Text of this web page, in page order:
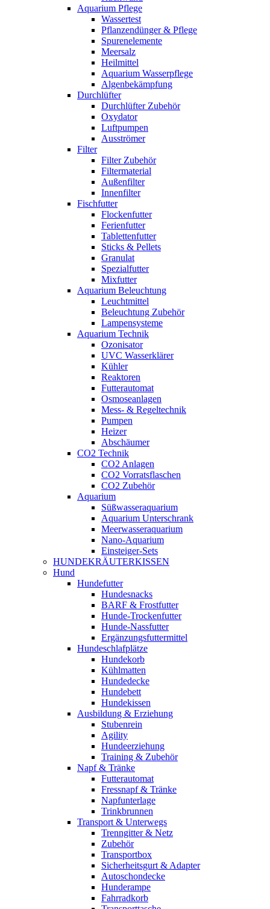
Aquarium Pflege
Wassertest
Pflanzendünger & Pflege
Spurenelemente
Meersalz
Heilmittel
Aquarium Wasserpflege
Algenbekämpfung
Durchlüfter
Durchlüfter Zubehör
Oxydator
Luftpumpen
Ausströmer
Filter
Filter Zubehör
Filtermaterial
Außenfilter
Innenfilter
Fischfutter
Flockenfutter
Ferienfutter
Tablettenfutter
Sticks & Pellets
Granulat
Spezialfutter
Mixfutter
Aquarium Beleuchtung
Leuchtmittel
Beleuchtung Zubehör
Lampensysteme
Aquarium Technik
Ozonisator
UVC Wasserklärer
Kühler
Reaktoren
Futterautomat
Osmoseanlagen
Mess- & Regeltechnik
Pumpen
Heizer
Abschäumer
CO2 Technik
CO2 Anlagen
CO2 Vorratsflaschen
CO2 Zubehör
Aquarium
Süßwasseraquarium
Aquarium Unterschrank
Meerwasseraquarium
Nano-Aquarium
Einsteiger-Sets
HUNDEKRÄUTERKISSEN
Hund
Hundefutter
Hundesnacks
BARF & Frostfutter
Hunde-Trockenfutter
Hunde-Nassfutter
Ergänzungsfuttermittel
Hundeschlafplätze
Hundekorb
Kühlmatten
Hundedecke
Hundebett
Hundekissen
Ausbildung & Erziehung
Stubenrein
Agility
Hundeerziehung
Training & Zubehör
Napf & Tränke
Futterautomat
Fressnapf & Tränke
Napfunterlage
Trinkbrunnen
Transport & Unterwegs
Trenngitter & Netz
Zubehör
Transportbox
Sicherheitsgurt & Adapter
Autoschondecke
Hunderampe
Fahrradkorb